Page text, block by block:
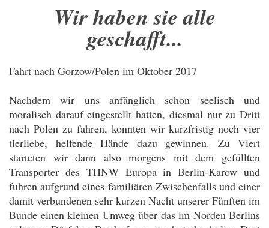
Wir haben sie alle
geschafft...
Fahrt nach Gorzow/Polen im Oktober 2017
Nachdem wir uns anfänglich schon seelisch und
moralisch darauf eingestellt hatten, diesmal nur zu Dritt
nach Polen zu fahren, konnten wir kurzfristig noch vier
tierliebe, helfende Hände dazu gewinnen. Zu Viert
starteten wir dann also morgens mit dem gefüllten
Transporter des THNW Europa in Berlin-Karow und
fuhren aufgrund eines familiären Zwischenfalls und einer
damit verbundenen sehr kurzen Nacht unserer Fünften im
Bunde einen kleinen Umweg über das im Norden Berlins